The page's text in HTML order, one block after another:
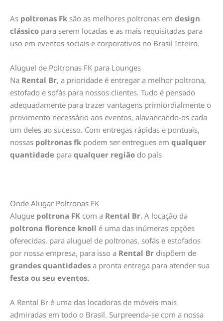
As poltronas Fk são as melhores poltronas em design
clássico para serem locadas e as mais requisitadas para
uso em eventos sociais e corporativos no Brasil Inteiro.
Aluguel de Poltronas FK para Lounges
Na Rental Br, a prioridade é entregar a melhor poltrona,
estofado e sofás para nossos clientes. Tudo é pensado
adequadamente para trazer vantagens primiordialmente o
provimento necessário aos eventos, alavancando-os cada
um deles ao sucesso. Com entregas rápidas e pontuais,
nossas poltronas fk podem ser entregues em qualquer
quantidade para qualquer região do país
Onde Alugar Poltronas FK
Alugue poltrona FK com a Rental Br. A locação da
poltrona florence knoll é uma das inúmeras opções
oferecidas, para aluguel de poltronas, sofás e estofados
por nossa empresa, para isso a Rental Br dispõem de
grandes quantidades a pronta entrega para atender sua
festa ou seu eventos.
A Rental Br é uma das locadoras de móveis mais
admiradas em todo o Brasil. Surpreenda-se com a nossa